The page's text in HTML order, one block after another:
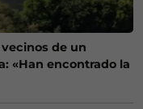
de un
«Han encontrado la